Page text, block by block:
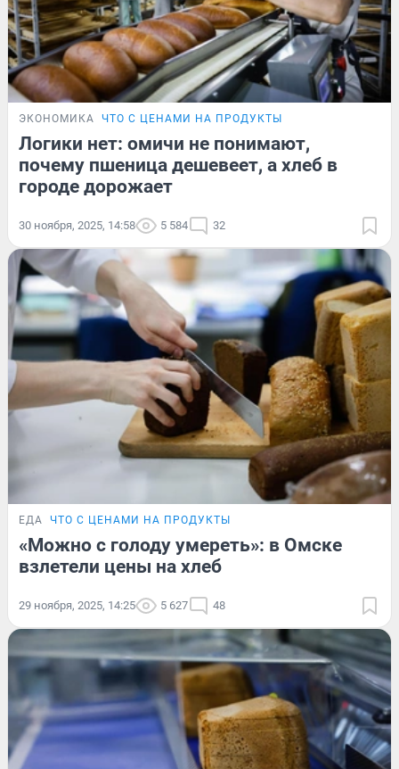
ЭКОНОМИКА ЧТО С ЦЕНАМИ НА ПРОДУКТЫ
Логики нет: омичи не понимают,
почему пшеница дешевеет, а хлеб в
городе дорожает
30 ноября, 2025, 14:58 5 584 32
ЕДА ЧТО С ЦЕНАМИ НА ПРОДУКТЫ
«Можно с голоду умереть»: в Омске
взлетели цены на хлеб
29 ноября, 2025, 14:25 5 627 48